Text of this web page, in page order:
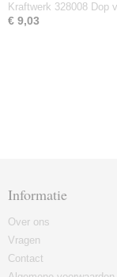
Kraftwerk 328008 Dop
€ 9,03
Informatie
Over ons
Vragen
Contact